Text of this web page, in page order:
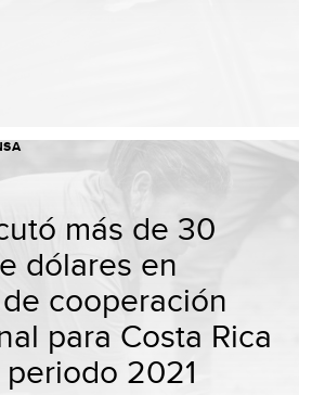
más de 30
dólares en
cooperación
para Costa Rica
2021